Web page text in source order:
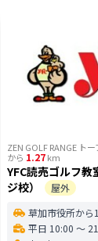
ZEN GOLF RANGE ト
から 1.27km
YFC読売ゴルフ教
ジ校）
屋外
草加市役所から
平日 10:00 〜